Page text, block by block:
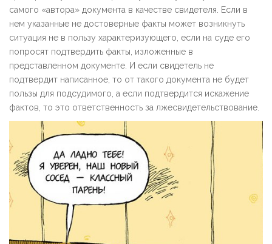
самого «автора» документа в качестве свидетеля. Если в
нем указанные не достоверные факты может возникнуть
ситуация не в пользу характеризующего, если на суде его
попросят подтвердить факты, изложенные в
представленном документе. И если свидетель не
подтвердит написанное, то от такого документа не будет
пользы для подсудимого, а если подтвердится искажение
фактов, то это ответственность за лжесвидетельствование.